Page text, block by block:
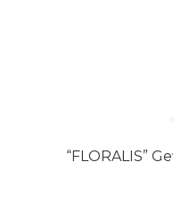
“FLORALIS”